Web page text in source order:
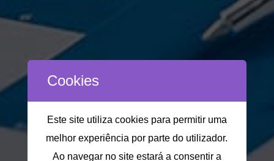
Cookies
Este site utiliza cookies para permitir uma
melhor experiência por parte do utilizador.
Ao navegar no site estará a consentir a